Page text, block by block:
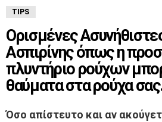
TIPS
Ορισμένες
Ασπιρίνης όπως η
πλυντήριο ρούχων
θαύματα στα ρούχα
Όσο απίστευτο και αν